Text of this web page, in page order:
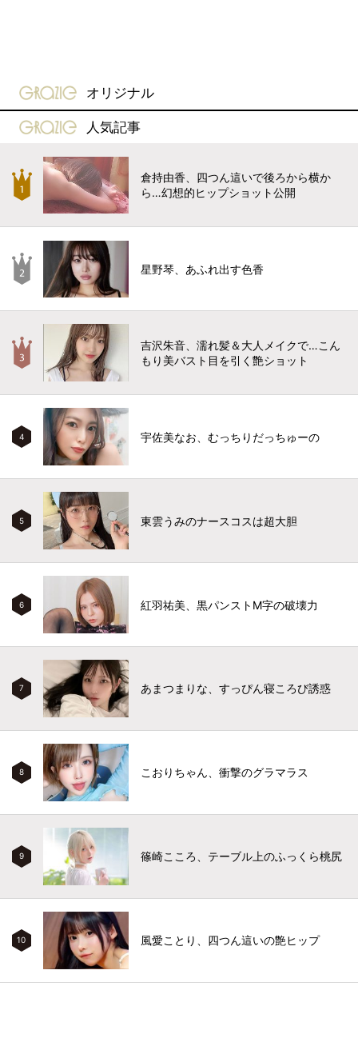
gravure-grazie
オリジナル
gravure-grazie
人気記事
倉持由香、四つん這いで後ろから横か
ら…幻想的ヒップショット公開
星野琴、あふれ出す色香
吉沢朱音、濡れ髪＆大人メイクで…こん
もり美バスト目を引く艶ショット
4 宇佐美なお、むっちりだっちゅーの
5 東雲うみのナースコスは超大胆
6 紅羽祐美、黒パンストM字の破壊力
7 あまつまりな、すっぴん寝ころび誘惑
8 こおりちゃん、衝撃のグラマラス
9 篠崎こころ、テーブル上のふっくら桃尻
10 風愛ことり、四つん這いの艶ヒップ